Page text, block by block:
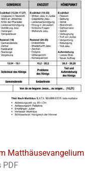
Matthäusevangelium
PDF